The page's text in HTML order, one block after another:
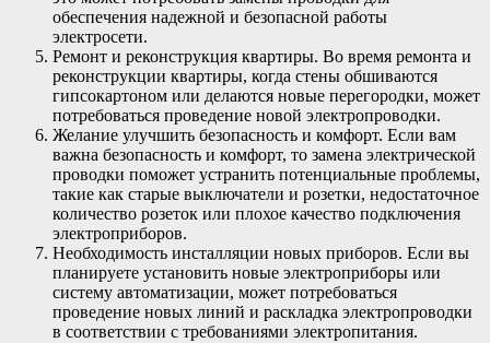
обеспечения надежной и безопасной работы
электросети.
Ремонт и реконструкция квартиры. Во время ремонта и
реконструкции квартиры, когда стены обшиваются
гипсокартоном или делаются новые перегородки, может
потребоваться проведение новой электропроводки.
Желание улучшить безопасность и комфорт. Если вам
важна безопасность и комфорт, то замена электрической
проводки поможет устранить потенциальные проблемы,
такие как старые выключатели и розетки, недостаточное
количество розеток или плохое качество подключения
электроприборов.
Необходимость инсталляции новых приборов. Если вы
планируете установить новые электроприборы или
систему автоматизации, может потребоваться
проведение новых линий и раскладка электропроводки
в соответствии с требованиями электропитания.